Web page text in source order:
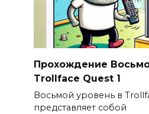
Прохождение
Trollface Quest 1
Восьмой уровень в
представляет собой